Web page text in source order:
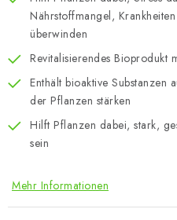
Nährstoffmangel,
überwinden
Revitalisierendes Bioprodukt
Enthält bioaktive Substanzen
der Pflanzen stärken
Hilft Pflanzen dabei, stark,
sein
Mehr Informationen